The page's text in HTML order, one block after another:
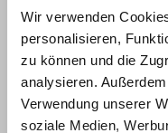
Wir verwenden
personalisieren,
zu können und die
analysieren.
Verwendung unserer
soziale Medien,
Signatur: RW